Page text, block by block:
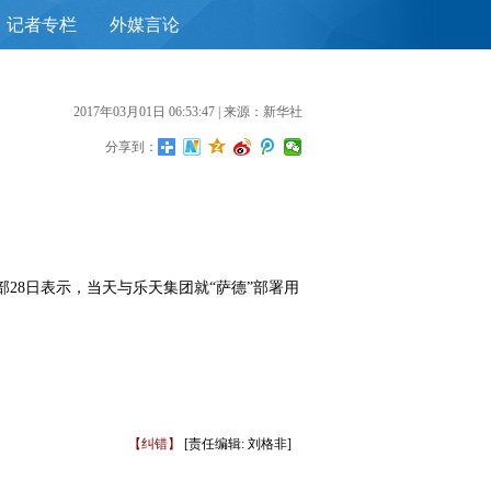
记者专栏 外媒言论
2017年03月01日 06:53:47 | 来源：新华社
分享到：
日表示，当天与乐天集团就“萨德”部署用
【纠错】 [责任编辑: 刘格非]